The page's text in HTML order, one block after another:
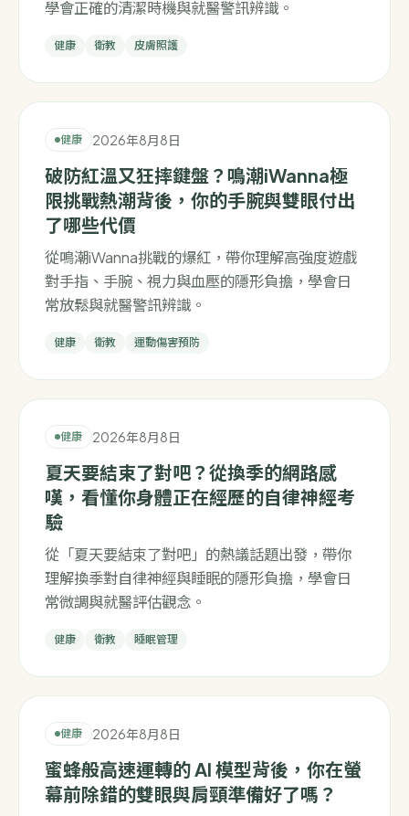
學會正確的清潔時機與就醫警訊辨識。
健康 衛教 皮膚照護
健康 2026年8月8日
破防紅溫又狂摔鍵盤？鳴潮iWanna極
限挑戰熱潮背後，你的手腕與雙眼付出
了哪些代價
從鳴潮iWanna挑戰的爆紅，帶你理解高強度遊戲
對手指、手腕、視力與血壓的隱形負擔，學會日
常放鬆與就醫警訊辨識。
健康 衛教 運動傷害預防
健康 2026年8月8日
夏天要結束了對吧？從換季的網路感
嘆，看懂你身體正在經歷的自律神經考
驗
從「夏天要結束了對吧」的熱議話題出發，帶你
理解換季對自律神經與睡眠的隱形負擔，學會日
常微調與就醫評估觀念。
健康 衛教 睡眠管理
健康 2026年8月8日
蜜蜂般高速運轉的 AI 模型背後，你在螢
幕前除錯的雙眼與肩頸準備好了嗎？